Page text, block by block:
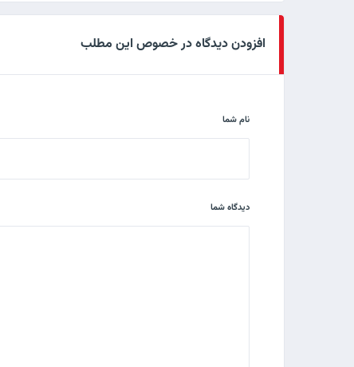
افزودن دیدگاه در خصوص این مطلب
نام شما
دیدگاه شما